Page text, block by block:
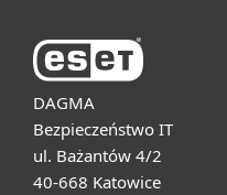
DAGMA
Bezpieczeństwo IT
ul. Bażantów 4/2
40-668 Katowice